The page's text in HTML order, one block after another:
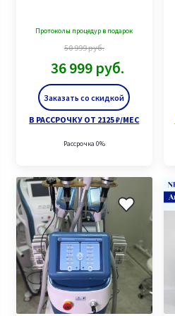
Заказать со скидкой
Протоколы процедур в подарок
50 999руб.
36 999 руб.
В РАССРОЧКУ ОТ 2125 ₽/МЕС
Рассрочка 0%